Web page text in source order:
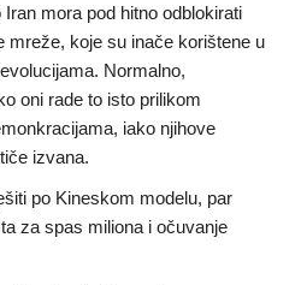
mora pod hitno odblokirati
mreže, koje su inače korištene u
Normalno,
oni rade to isto prilikom
iako njihove
izvana.
po Kineskom modelu, par
za spas miliona i očuvanje